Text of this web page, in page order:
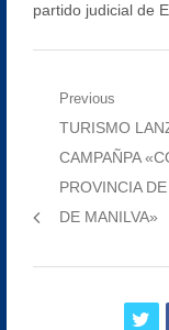
partido judicial de
Navegación
entradas
Previous
Previous
post:
TURISMO
CAMPAÑPA
PROVINCIA
DE MANILVA»